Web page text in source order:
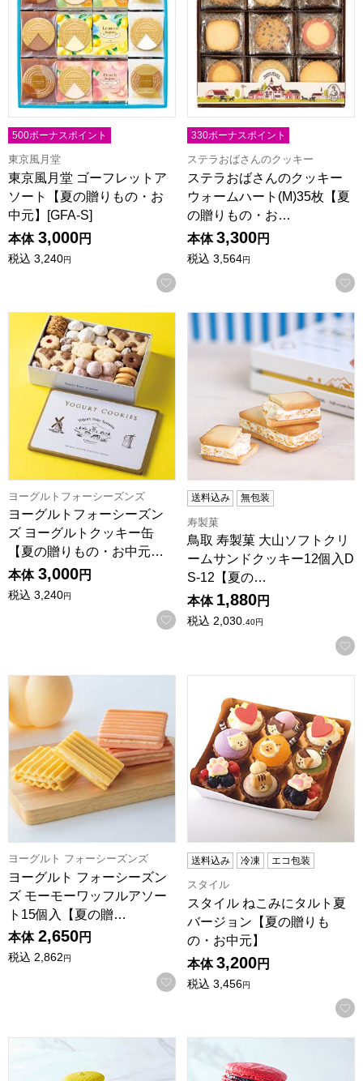
500ボーナスポイント
東京風月堂
東京風月堂 ゴーフレットア
ソート【夏の贈りもの・お
中元】[GFA-S]
本体 3,000円
税込 3,240円
お気に入りに登録する
330ボーナスポイント
ステラおばさんのクッキー
ステラおばさんのクッキー
ウォームハート(M)35枚【夏
の贈りもの・お…
本体 3,300円
税込 3,564円
ヨーグルトフォーシーズンズ ヨーグルトクッキー缶【夏の
ヨーグルトフォーシーズンズ
ヨーグルトフォーシーズン
ズ ヨーグルトクッキー缶
【夏の贈りもの・お中元…
本体 3,000円
税込 3,240円
お気に入りに登録する
鳥取 寿製菓 大山ソフトクリ
送料込み 無包装
寿製菓
鳥取 寿製菓 大山ソフトクリ
ームサンドクッキー12個入D
S-12【夏の…
本体 1,880円
税込 2,030. 40円
ヨーグルト フォーシーズンズ モーモーワッフルアソート15
ヨーグルト フォーシーズンズ
ヨーグルト フォーシーズン
ズ モーモーワッフルアソー
ト15個入【夏の贈…
本体 2,650円
税込 2,862円
お気に入りに登録する
送料込み 冷凍 エコ包装
スタイル
スタイル ねこみにタルト夏
バージョン【夏の贈りも
の・お中元】
本体 3,200円
税込 3,456円
MACARON ET CHOCOLAT マカロン 10個BOX【おいしい